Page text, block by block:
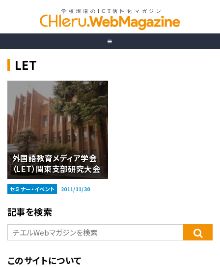
LET
外国語教育メディア学会
（LET）関東支部研究大会
セミナー・イベント 2011/11/30
記事を検索
このサイトについて